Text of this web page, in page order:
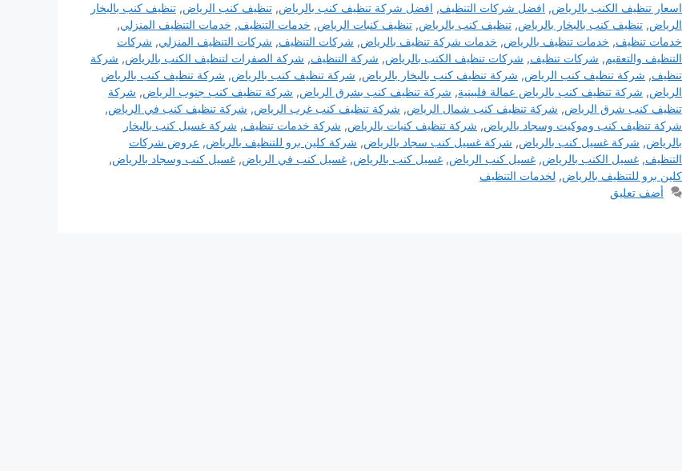
اسعار تنظيف الكنب بالرياض, افضل شركات التنظيف, افضل شركة تنظيف كنب بالرياض, تنظيف كنب الرياض, تنظيف كنب بالبخار
الرياض, تنظيف كنب بالبخار بالرياض, تنظيف كنب بالرياض, تنظيف كنبات الرياض, خدمات التنظيف, خدمات التنظيف المنزلي,
خدمات تنظيف, خدمات تنظيف بالرياض, خدمات شركة تنظيف بالرياض, شركات التنظيف, شركات التنظيف المنزلي, شركات
التنظيف والتعقيم, شركات تنظيف, شركات تنظيف الكنب بالرياض, شركة التنظيف, شركة الصفرات لتنظيف الكنب بالرياض, شركة
تنظيف, شركة تنظيف كنب الرياض, شركة تنظيف كنب بالبخار بالرياض, شركة تنظيف كنب بالرياض, شركة تنظيف كنب بالرياض
الرياض, شركة تنظيف كنب بالرياض عمالة فلبينية, شركة تنظيف كنب بشرق الرياض, شركة تنظيف كنب جنوب الرياض, شركة
تنظيف كنب شرق الرياض, شركة تنظيف كنب شمال الرياض, شركة تنظيف كنب غرب الرياض, شركة تنظيف كنب في الرياض,
شركة تنظيف كنب وموكيت وسجاد بالرياض, شركة تنظيف كنبات بالرياض, شركة خدمات تنظيف, شركة غسيل كنب بالبخار
بالرياض, شركة غسيل كنب بالرياض, شركة غسيل كنب سجاد بالرياض, شركة كلين برو للتنظيف بالرياض, عروض شركات
التنظيف, غسيل الكنب بالرياض, غسيل كنب الرياض, غسيل كنب بالرياض, غسيل كنب في الرياض, غسيل كنب وسجاد بالرياض,
كلين برو للتنظيف بالرياض, لخدمات التنظيف
أضف تعليق